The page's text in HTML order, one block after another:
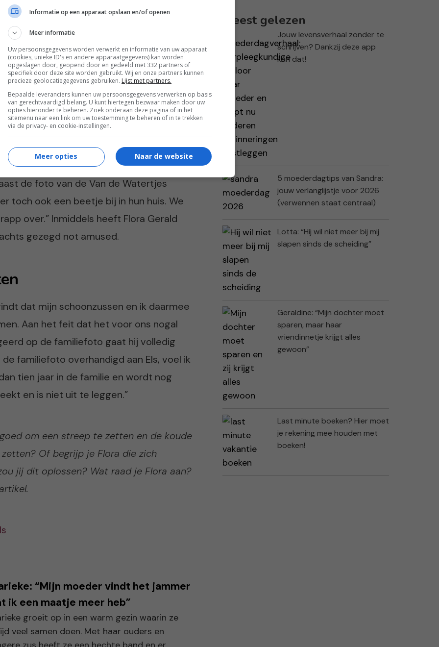
familie gewoon bij. Het is een
bij stuk, hoewel ik soms denk dat Piet er
te zeggen tegen Els.”
van Flora veertig jaar getrouwd.
opgevat om een foto van de koude kant
we naar een fotostudio en laten we van
we uitvergroten en geven we Els en
de foto van de Van de Watertjes
toch ook een beetje bij in hun huis. We
over.” Inmiddels heeft Flora Gerald
gezegd not amused.
dat mijn schoonzussen en ik daarmee
Aan het feit dat het voor ons nogal
op de familiefoto gaat hij volledig
familiefoto overhandigd aan Els, voel ik
tien jaar in de familie en wordt nog
en is niet uit te leggen.”
om een streep te zetten en de koude
Of begrijp je Flora die zich
jij dit oplossen? Wat raad je Flora aan?
“Mijn moeder vindt het jammer
ik een maatje meer heb”
groeit op in een warm gezin waarin ze
veel samen doen. Met haar ouders en
Meest gelezen
Jouw levensverhaal zonder te
schrijven? Dankzij deze app
kan dat!
5 moederdagtips van Sandra:
jouw verlanglijstje voor 2026
(verwennen staat centraal)
Lotta: “Hij wil niet meer bij mij
slapen sinds de scheiding”
Geraldine: “Mijn dochter moet
sparen, maar haar
vriendinnetje krijgt alles
gewoon”
Last minute boeken? Hier moet
je rekening mee houden met
boeken!
Informatie op een apparaat opslaan en/of openen
Meer informatie
Uw persoonsgegevens worden verwerkt en informatie van uw apparaat
(cookies, unieke ID's en andere apparaatgegevens) kan worden
opgeslagen door, geopend door en gedeeld met 332 partners of
specifiek door deze site worden gebruikt. Wij en onze partners kunnen
precieze geolocatiegegevens gebruiken. Lijst met partners.
Bepaalde leveranciers kunnen uw persoonsgegevens verwerken op basis
van gerechtvaardigd belang. U kunt hiertegen bezwaar maken door uw
opties hieronder te beheren. Zoek onderaan deze pagina of in het
sitemenu naar een link om uw toestemming te beheren of in te trekken
via de privacy- en cookie-instellingen.
Naar de website
Meer opties